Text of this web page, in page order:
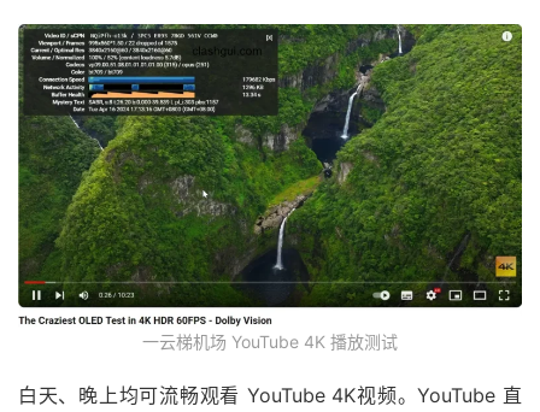
一云梯机场 YouTube 4K 播放测试
白天、晚上均可流畅观看 YouTube 4K视频。YouTube 直